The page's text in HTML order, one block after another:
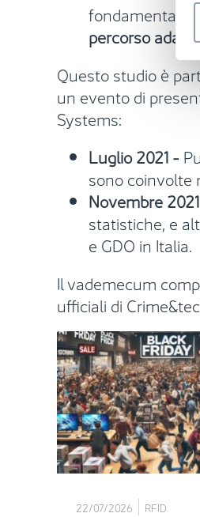
fondamentali
percorso
Questo studio è
un evento di
Systems:
Luglio 2021 -
sono coinvolte
Novembre
statistiche, e
e GDO in Italia.
Il vademecum
ufficiali di
22/07/2026 RFID